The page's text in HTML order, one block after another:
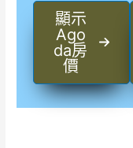
顯示
Ago
da房
價